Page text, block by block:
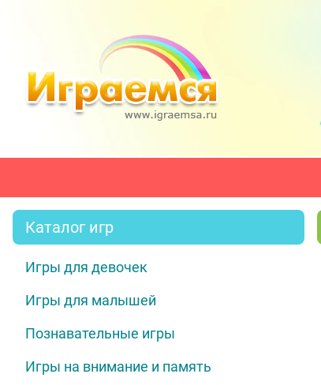
Каталог игр
Игры для девочек
Игры для малышей
Познавательные игры
Игры на внимание и память